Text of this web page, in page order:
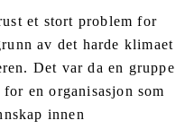
et stort problem for
av det harde klimaet
Det var da en gruppe
en organisasjon som
innen